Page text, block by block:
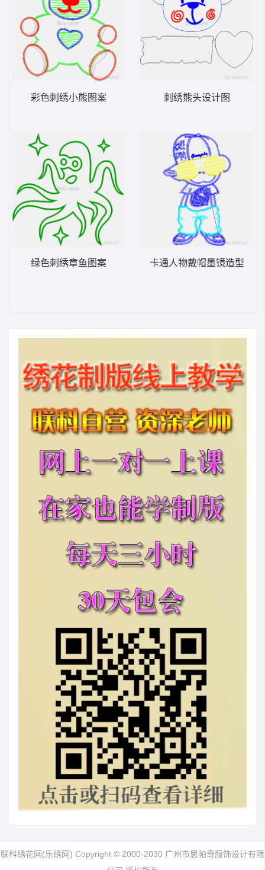
彩色刺绣小熊图案
绿色刺绣章鱼图案
刺绣熊头设计图
卡通人物戴帽墨镜造型
联科绣花网(乐绣网) Copyright © 2000-2030 广州市思帕奇服饰设计有限